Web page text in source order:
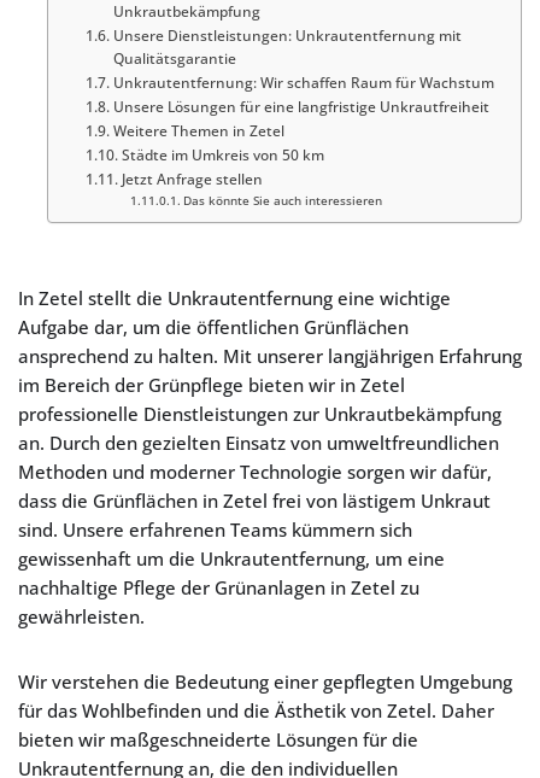
Unkrautbekämpfung
Unsere Dienstleistungen: Unkrautentfernung mit
Qualitätsgarantie
Unkrautentfernung: Wir schaffen Raum für Wachstum
Unsere Lösungen für eine langfristige Unkrautfreiheit
Weitere Themen in Zetel
Städte im Umkreis von 50 km
Jetzt Anfrage stellen
Das könnte Sie auch interessieren
In Zetel stellt die Unkrautentfernung eine wichtige
Aufgabe dar, um die öffentlichen Grünflächen
ansprechend zu halten. Mit unserer langjährigen Erfahrung
im Bereich der Grünpflege bieten wir in Zetel
professionelle Dienstleistungen zur Unkrautbekämpfung
an. Durch den gezielten Einsatz von umweltfreundlichen
Methoden und moderner Technologie sorgen wir dafür,
dass die Grünflächen in Zetel frei von lästigem Unkraut
sind. Unsere erfahrenen Teams kümmern sich
gewissenhaft um die Unkrautentfernung, um eine
nachhaltige Pflege der Grünanlagen in Zetel zu
gewährleisten.
Wir verstehen die Bedeutung einer gepflegten Umgebung
für das Wohlbefinden und die Ästhetik von Zetel. Daher
bieten wir maßgeschneiderte Lösungen für die
Unkrautentfernung an, die den individuellen